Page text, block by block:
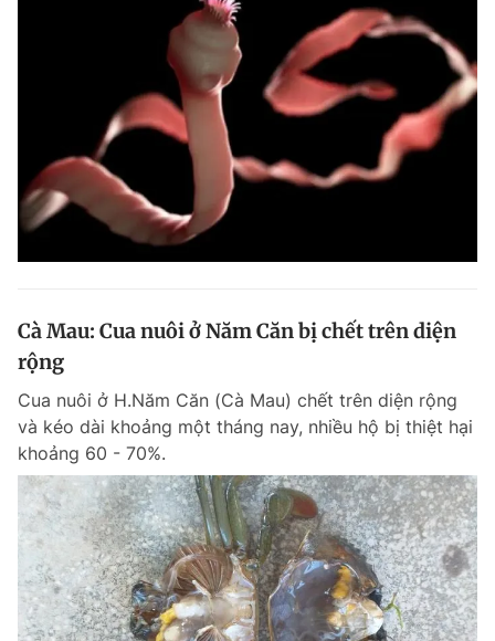
Cà Mau: Cua nuôi ở Năm Căn bị chết trên diện
rộng
Cua nuôi ở H.Năm Căn (Cà Mau) chết trên diện rộng
và kéo dài khoảng một tháng nay, nhiều hộ bị thiệt hại
khoảng 60 - 70%.